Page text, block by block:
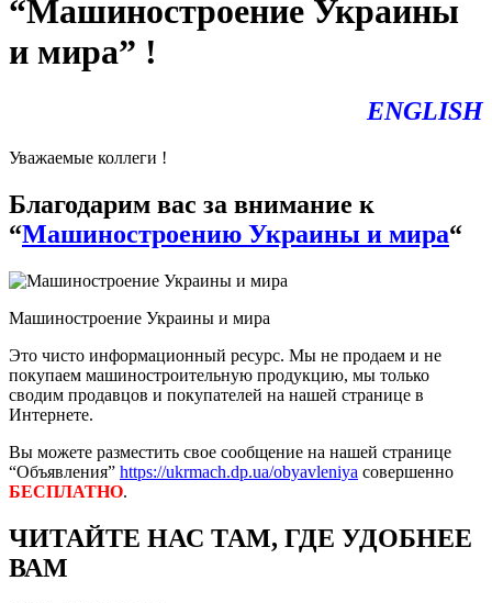
“Машиностроение Украины
и мира” !
ENGLISH
Уважаемые коллеги !
Благодарим вас за внимание к
“Машиностроению Украины и мира“
Машиностроение Украины и мира
Это чисто информационный ресурс. Мы не продаем и не
покупаем машиностроительную продукцию, мы только
сводим продавцов и покупателей на нашей странице в
Интернете.
Вы можете разместить свое сообщение на нашей странице
“Объявления” https://ukrmach.dp.ua/obyavleniya совершенно
БЕСПЛАТНО.
ЧИТАЙТЕ НАС ТАМ, ГДЕ УДОБНЕЕ
ВАМ